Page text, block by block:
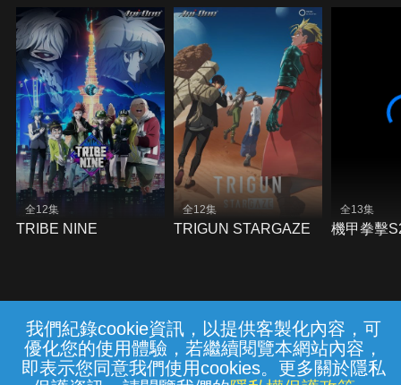
我們紀錄cookie資訊，以提供客製化內容，可
優化您的使用體驗，若繼續閱覽本網站內容，
即表示您同意我們使用cookies。更多關於隱私
全12集
TRIBE NINE
全12集
TRIGUN STARGAZE
全13集
機甲拳擊
常見問題 線上客服 服務條款 隱私權保護
{{notifyMsg}}